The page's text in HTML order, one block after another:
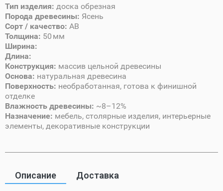
Тип изделия: доска обрезная
Порода древесины: Ясень
Сорт / качество: AB
Толщина: 50 мм
Ширина:
Длина:
Конструкция: массив цельной древесины
Основа: натуральная древесина
Поверхность: необработанная, готова к финишной
отделке
Влажность древесины: ~8–12%
Назначение: мебель, столярные изделия, интерьерные
элементы, декоративные конструкции
Описание Доставка